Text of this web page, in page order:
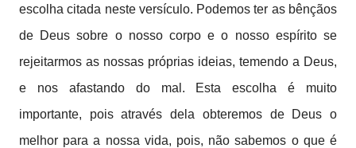
escolha citada neste versículo. Podemos ter as bênçãos
de Deus sobre o nosso corpo e o nosso espírito se
rejeitarmos as nossas próprias ideias, temendo a Deus,
e nos afastando do mal. Esta escolha é muito
importante, pois através dela obteremos de Deus o
melhor para a nossa vida, pois, não sabemos o que é